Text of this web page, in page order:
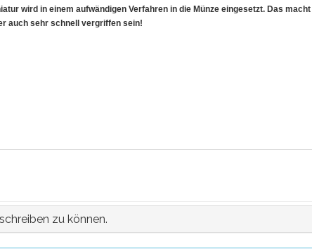
wird in einem aufwändigen Verfahren in die Münze eingesetzt. Das
auch sehr schnell vergriffen sein!
zu können.